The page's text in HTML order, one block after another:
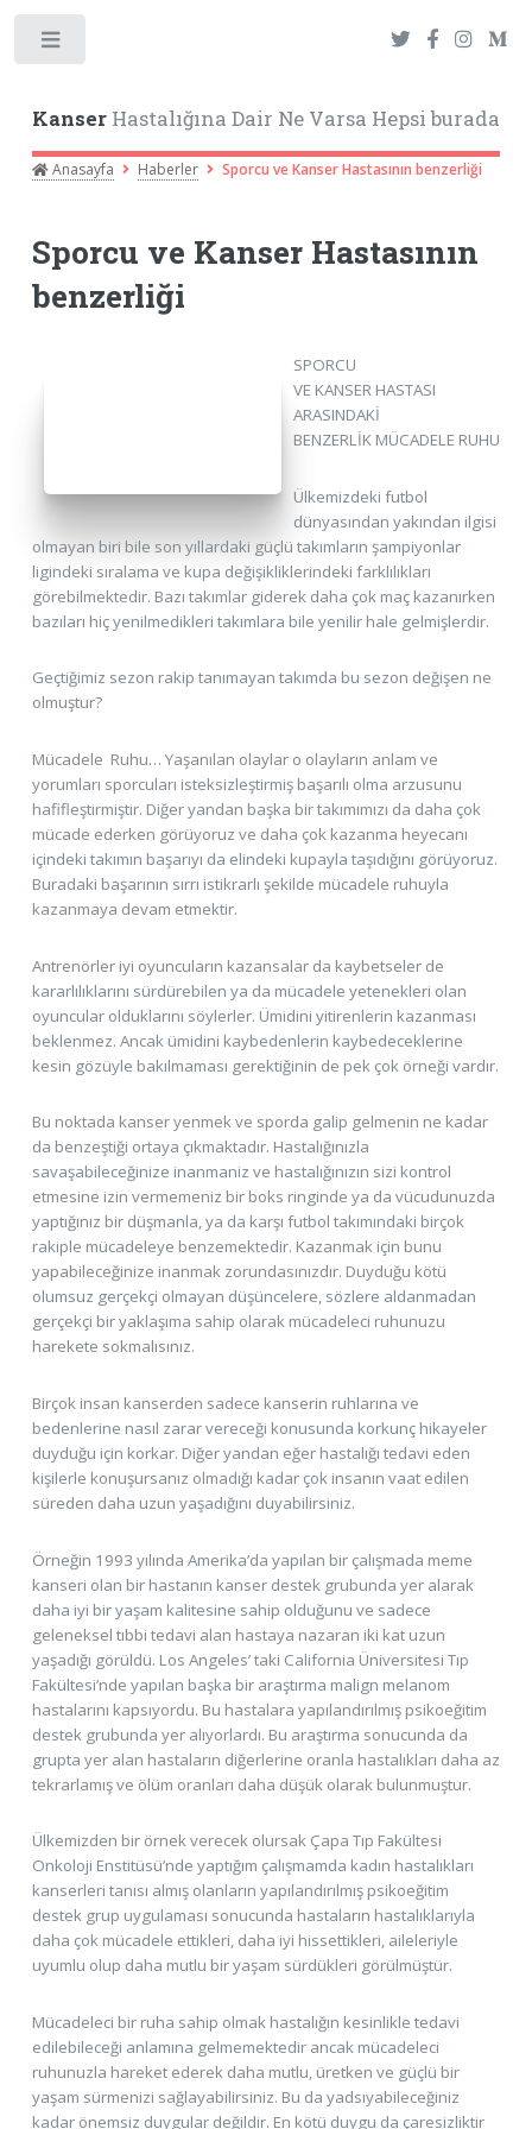
KanserHastalığına Dair Ne Varsa Hepsi burada
Anasayfa Haberler Sporcu ve Kanser Hastasının benzerliği
Sporcu ve Kanser Hastasının
benzerliği
SPORCU
VE KANSER HASTASI
ARASINDAKİ
BENZERLİK MÜCADELE RUHU
Ülkemizdeki futbol
dünyasından yakından ilgisi
olmayan biri bile son yıllardaki güçlü takımların şampiyonlar
ligindeki sıralama ve kupa değişikliklerindeki farklılıkları
görebilmektedir. Bazı takımlar giderek daha çok maç kazanırken
bazıları hiç yenilmedikleri takımlara bile yenilir hale gelmişlerdir.
Geçtiğimiz sezon rakip tanımayan takımda bu sezon değişen ne
olmuştur?
Mücadele Ruhu… Yaşanılan olaylar o olayların anlam ve
yorumları sporcuları isteksizleştirmiş başarılı olma arzusunu
hafifleştirmiştir. Diğer yandan başka bir takımımızı da daha çok
mücade ederken görüyoruz ve daha çok kazanma heyecanı
içindeki takımın başarıyı da elindeki kupayla taşıdığını görüyoruz.
Buradaki başarının sırrı istikrarlı şekilde mücadele ruhuyla
kazanmaya devam etmektir.
Antrenörler iyi oyuncuların kazansalar da kaybetseler de
kararlılıklarını sürdürebilen ya da mücadele yetenekleri olan
oyuncular olduklarını söylerler. Ümidini yitirenlerin kazanması
beklenmez. Ancak ümidini kaybedenlerin kaybedeceklerine
kesin gözüyle bakılmaması gerektiğinin de pek çok örneği vardır.
Bu noktada kanser yenmek ve sporda galip gelmenin ne kadar
da benzeştiği ortaya çıkmaktadır. Hastalığınızla
savaşabileceğinize inanmaniz ve hastalığınızın sizi kontrol
etmesine izin vermemeniz bir boks ringinde ya da vücudunuzda
yaptığınız bir düşmanla, ya da karşı futbol takımındaki birçok
rakiple mücadeleye benzemektedir. Kazanmak için bunu
yapabileceğinize inanmak zorundasınızdır. Duyduğu kötü
olumsuz gerçekçi olmayan düşüncelere, sözlere aldanmadan
gerçekçi bir yaklaşıma sahip olarak mücadeleci ruhunuzu
harekete sokmalısınız.
Birçok insan kanserden sadece kanserin ruhlarına ve
bedenlerine nasıl zarar vereceği konusunda korkunç hikayeler
duyduğu için korkar. Diğer yandan eğer hastalığı tedavi eden
kişilerle konuşursanız olmadığı kadar çok insanın vaat edilen
süreden daha uzun yaşadığını duyabilirsiniz.
Örneğin 1993 yılında Amerika’da yapılan bir çalışmada meme
kanseri olan bir hastanın kanser destek grubunda yer alarak
daha iyi bir yaşam kalitesine sahip olduğunu ve sadece
geleneksel tıbbi tedavi alan hastaya nazaran iki kat uzun
yaşadığı görüldü. Los Angeles’ taki California Üniversitesi Tıp
Fakültesi’nde yapılan başka bir araştırma malign melanom
hastalarını kapsıyordu. Bu hastalara yapılandırılmış psikoeğitim
destek grubunda yer alıyorlardı. Bu araştırma sonucunda da
grupta yer alan hastaların diğerlerine oranla hastalıkları daha az
tekrarlamış ve ölüm oranları daha düşük olarak bulunmuştur.
Ülkemizden bir örnek verecek olursak Çapa Tıp Fakültesi
Onkoloji Enstitüsü’nde yaptığım çalışmamda kadın hastalıkları
kanserleri tanısı almış olanların yapılandırılmış psikoeğitim
destek grup uygulaması sonucunda hastaların hastalıklarıyla
daha çok mücadele ettikleri, daha iyi hissettikleri, aileleriyle
uyumlu olup daha mutlu bir yaşam sürdükleri görülmüştür.
Mücadeleci bir ruha sahip olmak hastalığın kesinlikle tedavi
edilebileceği anlamına gelmemektedir ancak mücadeleci
ruhunuzla hareket ederek daha mutlu, üretken ve güçlü bir
yaşam sürmenizi sağlayabilirsiniz. Bu da yadsıyabileceğiniz
kadar önemsiz duygular değildir. En kötü duygu da çaresizliktir